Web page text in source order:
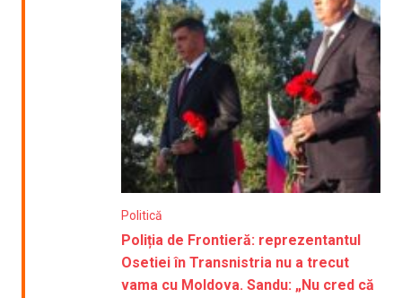
Politică
Poliția de Frontieră: reprezentantul
Osetiei în Transnistria nu a trecut
vama cu Moldova. Sandu: „Nu cred că